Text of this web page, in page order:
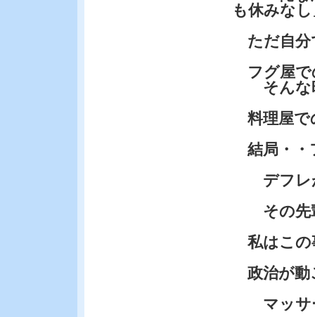
も休みな
ただ自分
フグ屋で
そんな
料理屋で
結局・・
デフレが
その先輩
私はこの
政治が動
マッサー